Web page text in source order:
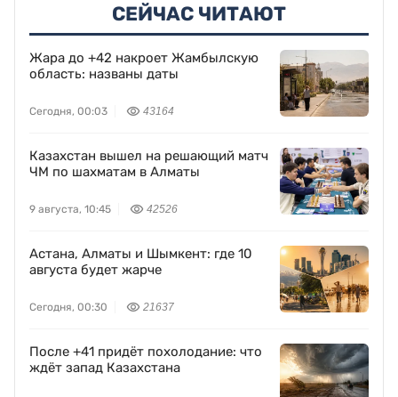
СЕЙЧАС ЧИТАЮТ
Жара до +42 накроет Жамбылскую
область: названы даты
Сегодня, 00:03 43164
Казахстан вышел на решающий матч
ЧМ по шахматам в Алматы
9 августа, 10:45 42526
Астана, Алматы и Шымкент: где 10
августа будет жарче
Сегодня, 00:30 21637
После +41 придёт похолодание: что
ждёт запад Казахстана